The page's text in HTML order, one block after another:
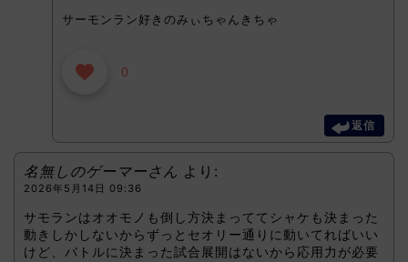
サーモンラン好きのみぃちゃんきちゃ
0
返信
名無しのゲーマーさん より:
2026年5月14日 09:36
サモランはオオモノも倒し方決まっててシャケも決まった
動きしかしないからずっとセオリー通りに動いてればいい
けど、バトルに決まった試合展開はないから応用力が必要